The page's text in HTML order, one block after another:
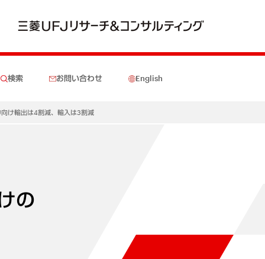
検索 お問い合わせ English
け輸出は4割減、輸入は3割減
の